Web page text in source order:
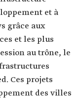
et à
grâce aux
et les plus
au trône, le
Ces projets
des villes